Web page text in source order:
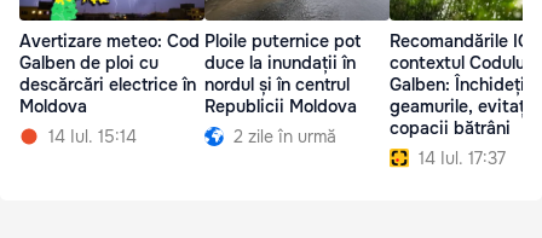
Avertizare meteo: Cod
Galben de ploi cu
descărcări electrice în
Moldova
14 Iul. 15:14
Ploile puternice pot
duce la inundații în
nordul și în centrul
Republicii Moldova
2 zile în urmă
Recomandările
contextul Codului
Galben: Închideți
geamurile, evitați
copacii bătrâni
14 Iul. 17:37